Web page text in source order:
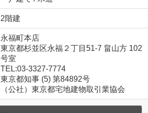
2階建
永福町本店
東京都杉並区永福２丁目51-7 畠山方 102
号室
TEL:03-3327-7774
東京都知事 (5) 第84892号
（公社）東京都宅地建物取引業協会